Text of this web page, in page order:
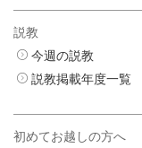
説教
今週の説教
説教掲載年度一覧
初めてお越しの方へ